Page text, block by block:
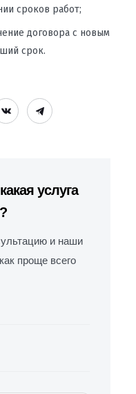
сроков работ;
договора с новым
срок.
услуга
и наши
проще всего